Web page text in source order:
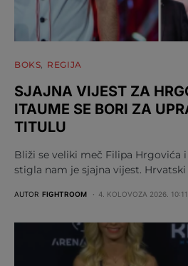
BOKS REGIJA
SJAJNA VIJEST ZA
ITAUME SE BORI ZA
TITULU
Bliži se veliki meč Filipa Hrgovića i
stigla nam je sjajna vijest. Hrvatski
AUTOR FIGHTROOM 4. KOLOVOZA 2026. 10:11